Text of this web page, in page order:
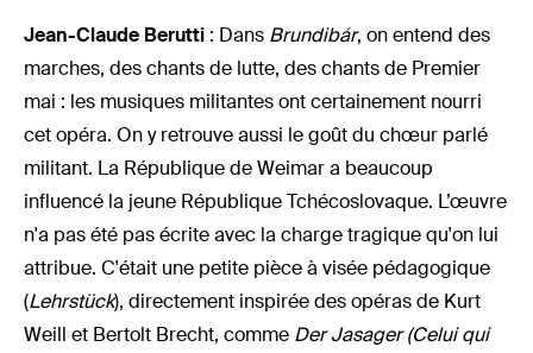
Jean-Claude Berutti : Dans Brundibár, on entend des
marches, des chants de lutte, des chants de Premier
mai : les musiques militantes ont certainement nourri
cet opéra. On y retrouve aussi le goût du chœur parlé
militant. La République de Weimar a beaucoup
influencé la jeune République Tchécoslovaque. L’œuvre
n'a pas été pas écrite avec la charge tragique qu'on lui
attribue. C'était une petite pièce à visée pédagogique
(Lehrstück), directement inspirée des opéras de Kurt
Weill et Bertolt Brecht, comme Der Jasager (Celui qui